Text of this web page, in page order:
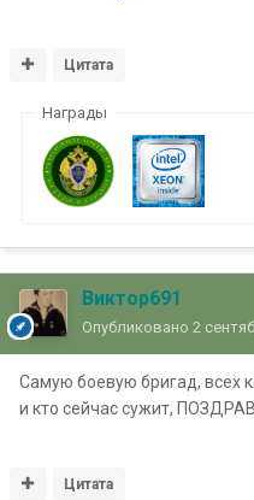
Цитата
Награды
Виктор691
Опубликовано 2
Самую боевую бригад, всех
и кто сейчас сужит,
Цитата